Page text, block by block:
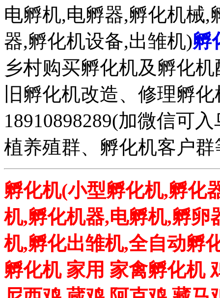
电孵机,电孵器,孵化机械,
器,孵化机设备,出雏机)孵
乡村购买孵化机及孵化
旧孵化机改造、修理孵
18910898289(加微信可
植养殖群、孵化机客户
孵化机(小型孵化机,孵化
机,孵化机器,电孵机,孵卵
机,孵化出雏机,全自动孵
孵化机 家用 家禽孵化机